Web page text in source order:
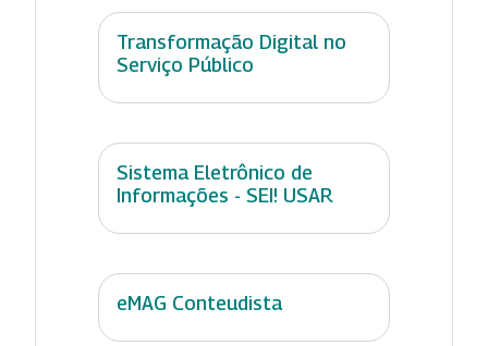
Transformação Digital no
Serviço Público
Sistema Eletrônico de
Informações - SEI! USAR
eMAG Conteudista